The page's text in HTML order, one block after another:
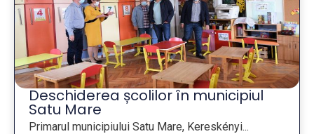
Deschiderea școlilor în municipiul
Satu Mare
Primarul municipiului Satu Mare, Kereskényi...